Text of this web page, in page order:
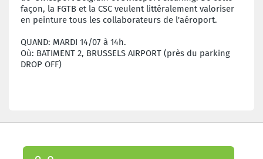
façon, la FGTB et la CSC veulent littéralement valoriser
en peinture tous les collaborateurs de l'aéroport.
QUAND: MARDI 14/07 à 14h.
Où: BATIMENT 2, BRUSSELS AIRPORT (près du parking
DROP OFF)